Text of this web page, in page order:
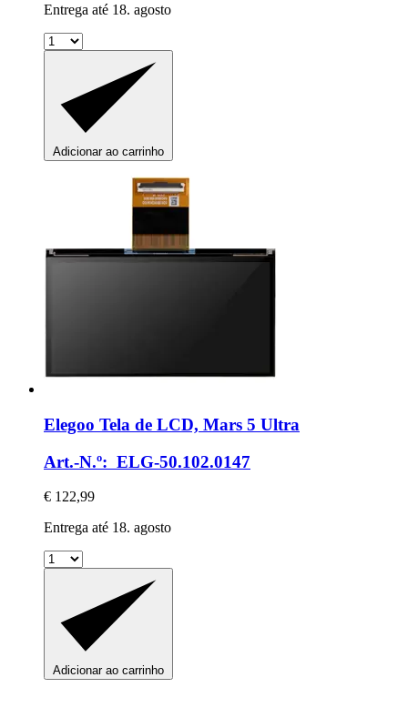
Entrega até 18. agosto
Adicionar ao carrinho
Elegoo Tela de LCD, Mars 5 Ultra
Art.-N.º: ELG-50.102.0147
€ 122,99
Entrega até 18. agosto
Adicionar ao carrinho